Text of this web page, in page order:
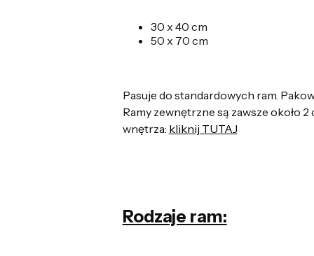
30 x 40 cm
50 x 70 cm
Pasuje do standardowych ram.
Ramy zewnętrzne są zawsze około
wnętrza: kliknij TUTAJ
Rodzaje ram: